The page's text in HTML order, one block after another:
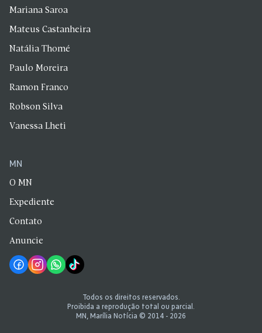
Mariana Saroa
Mateus Castanheira
Natália Thomé
Paulo Moreira
Ramon Franco
Robson Silva
Vanessa Lheti
MN
O MN
Expediente
Contato
Anuncie
Todos os direitos reservados.
Proibida a reprodução total ou parcial.
MN, Marília Notícia © 2014 - 2026